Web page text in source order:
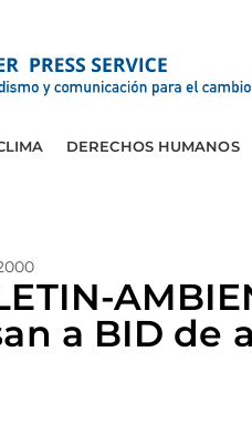
DERECHOS HUMANOS
a BID de